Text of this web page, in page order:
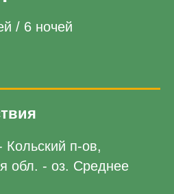
/ 6 ночей
Кольский п-ов,
обл. - оз. Среднее